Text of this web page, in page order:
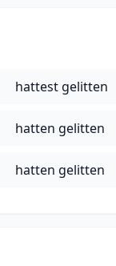
hattest gelitten
hatten gelitten
hatten gelitten